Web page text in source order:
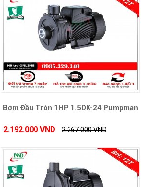
Bơm Đầu Tròn 1HP 1.5DK-24 Pumpman
2.192.000 VND 2.267.000 VND